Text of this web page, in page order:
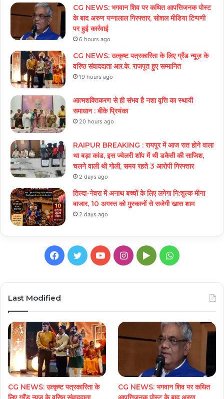
CG NEWS: भगवान शिव पर कथित आपत्तिजनक पोस्ट
के बाद अरुण पन्नालाल गिरफ्तार, सोशल मीडिया टिप्पणी
पर हुई कार्रवाई
6 hours ago
CG NEWS: उत्कृष्ट पत्रकारिता के लिए ग्रैंड न्यूज़ के
वरिष्ठ संवाददाता आर.के. राजपूत हुए सम्मानित
19 hours ago
आत्मशक्तिकरण से ही संभव है नशा वृत्ति का स्थायी
समाधान : बीके प्रियंका
20 hours ago
RAIPUR BREAKING : रायपुर में आज रात होने वाला
था बड़ा कांड, इस ज्वेलरी शॉप में थी डकैती की साजिश,
चलने वाली थी गोली, समय रहते 3 आरोपी गिरफ्तार
2 days ago
तिल्दा-नेवरा में अनाथ बच्चों के लिए लगेगा नि:शुल्क मीना
बाजार, 10 अगस्त को मुस्कानों से सजेगी खास शाम
2 days ago
Facebook
TwitterYouTubeInstagram
GoogleWhatsApp
Last Modified
CG NEWS: उत्कृष्ट पत्रकारिता के
CG NEWS: भगवान शिव पर कथित